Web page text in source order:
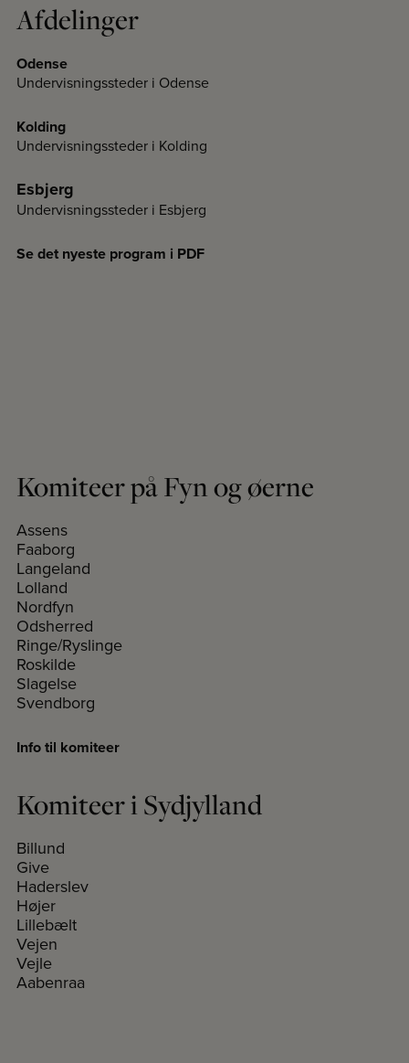
Afdelinger
Odense
Undervisningssteder i Odense
Kolding
Undervisningssteder i Kolding
Esbjerg
Undervisningssteder i Esbjerg
Se det nyeste program i PDF
Komiteer på Fyn og øerne
Assens
Faaborg
Langeland
Lolland
Nordfyn
Odsherred
Ringe/Ryslinge
Roskilde
Slagelse
Svendborg
Info til komiteer
Komiteer i Sydjylland
Billund
Give
Haderslev
Højer
Lillebælt
Vejen
Vejle
Aabenraa